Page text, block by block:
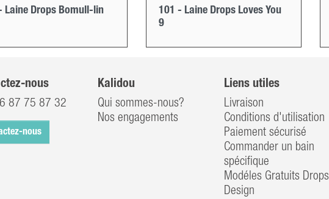
Laine Drops Bomull-lin
101 - Laine Drops Loves You
9
nous
87 75 87 32
nous
Kalidou
Qui sommes-nous?
Nos engagements
Liens utiles
Livraison
Conditions d'utilisation
Paiement sécurisé
Commander un bain
spécifique
Modéles Gratuits Drops
Design